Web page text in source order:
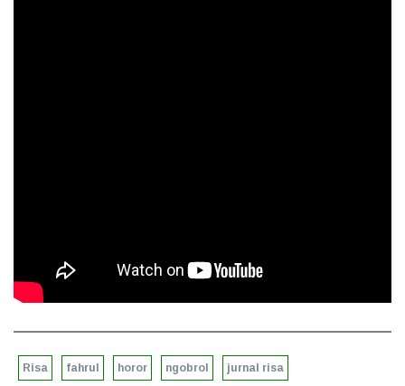
Risa fahrul horor ngobrol jurnal risa